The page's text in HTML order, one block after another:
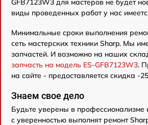
виды проведенных работ у нас
Минимальные сроки выполнения
сеть мастерских техники Sharp. Мы
запчастей. И возможно на наших
запчасть на модель ES-GFB7123W3.
на сайте - предоставляется скидка -
Знаем свое дело
Будьте уверены в
с уверенностью выполнят ремонт